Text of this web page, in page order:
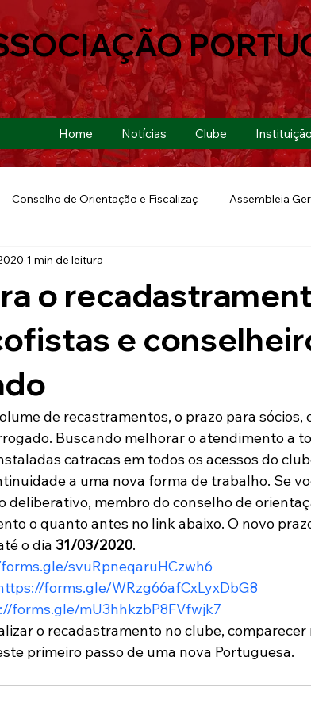
Home Notícias Clube Instituição
Conselho de Orientação e Fiscalizaç Assembleia
Copa São Paulo
Futebol de Quintal Lusa
pelo Brasil
Judicial
o
e
1 min de leitura
de recastramentos, o prazo para sócios,
Buscando melhorar o atendimento a
catracas em todos os acessos do
a uma nova forma de trabalho. Se
deliberativo, membro do conselho de
o quanto antes no link abaixo. O novo
o dia 31/03/2020.
svuRpneqaruHCzwh6
forms.gle/WRzg66afCxLyxDbG8
forms.gle/mU3hhkzbP8FVfwjk7
o recadastramento no clube, comparecer
primeiro passo de uma nova Portuguesa.